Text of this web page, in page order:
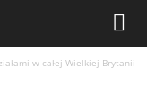
w całej Wielkiej Brytanii